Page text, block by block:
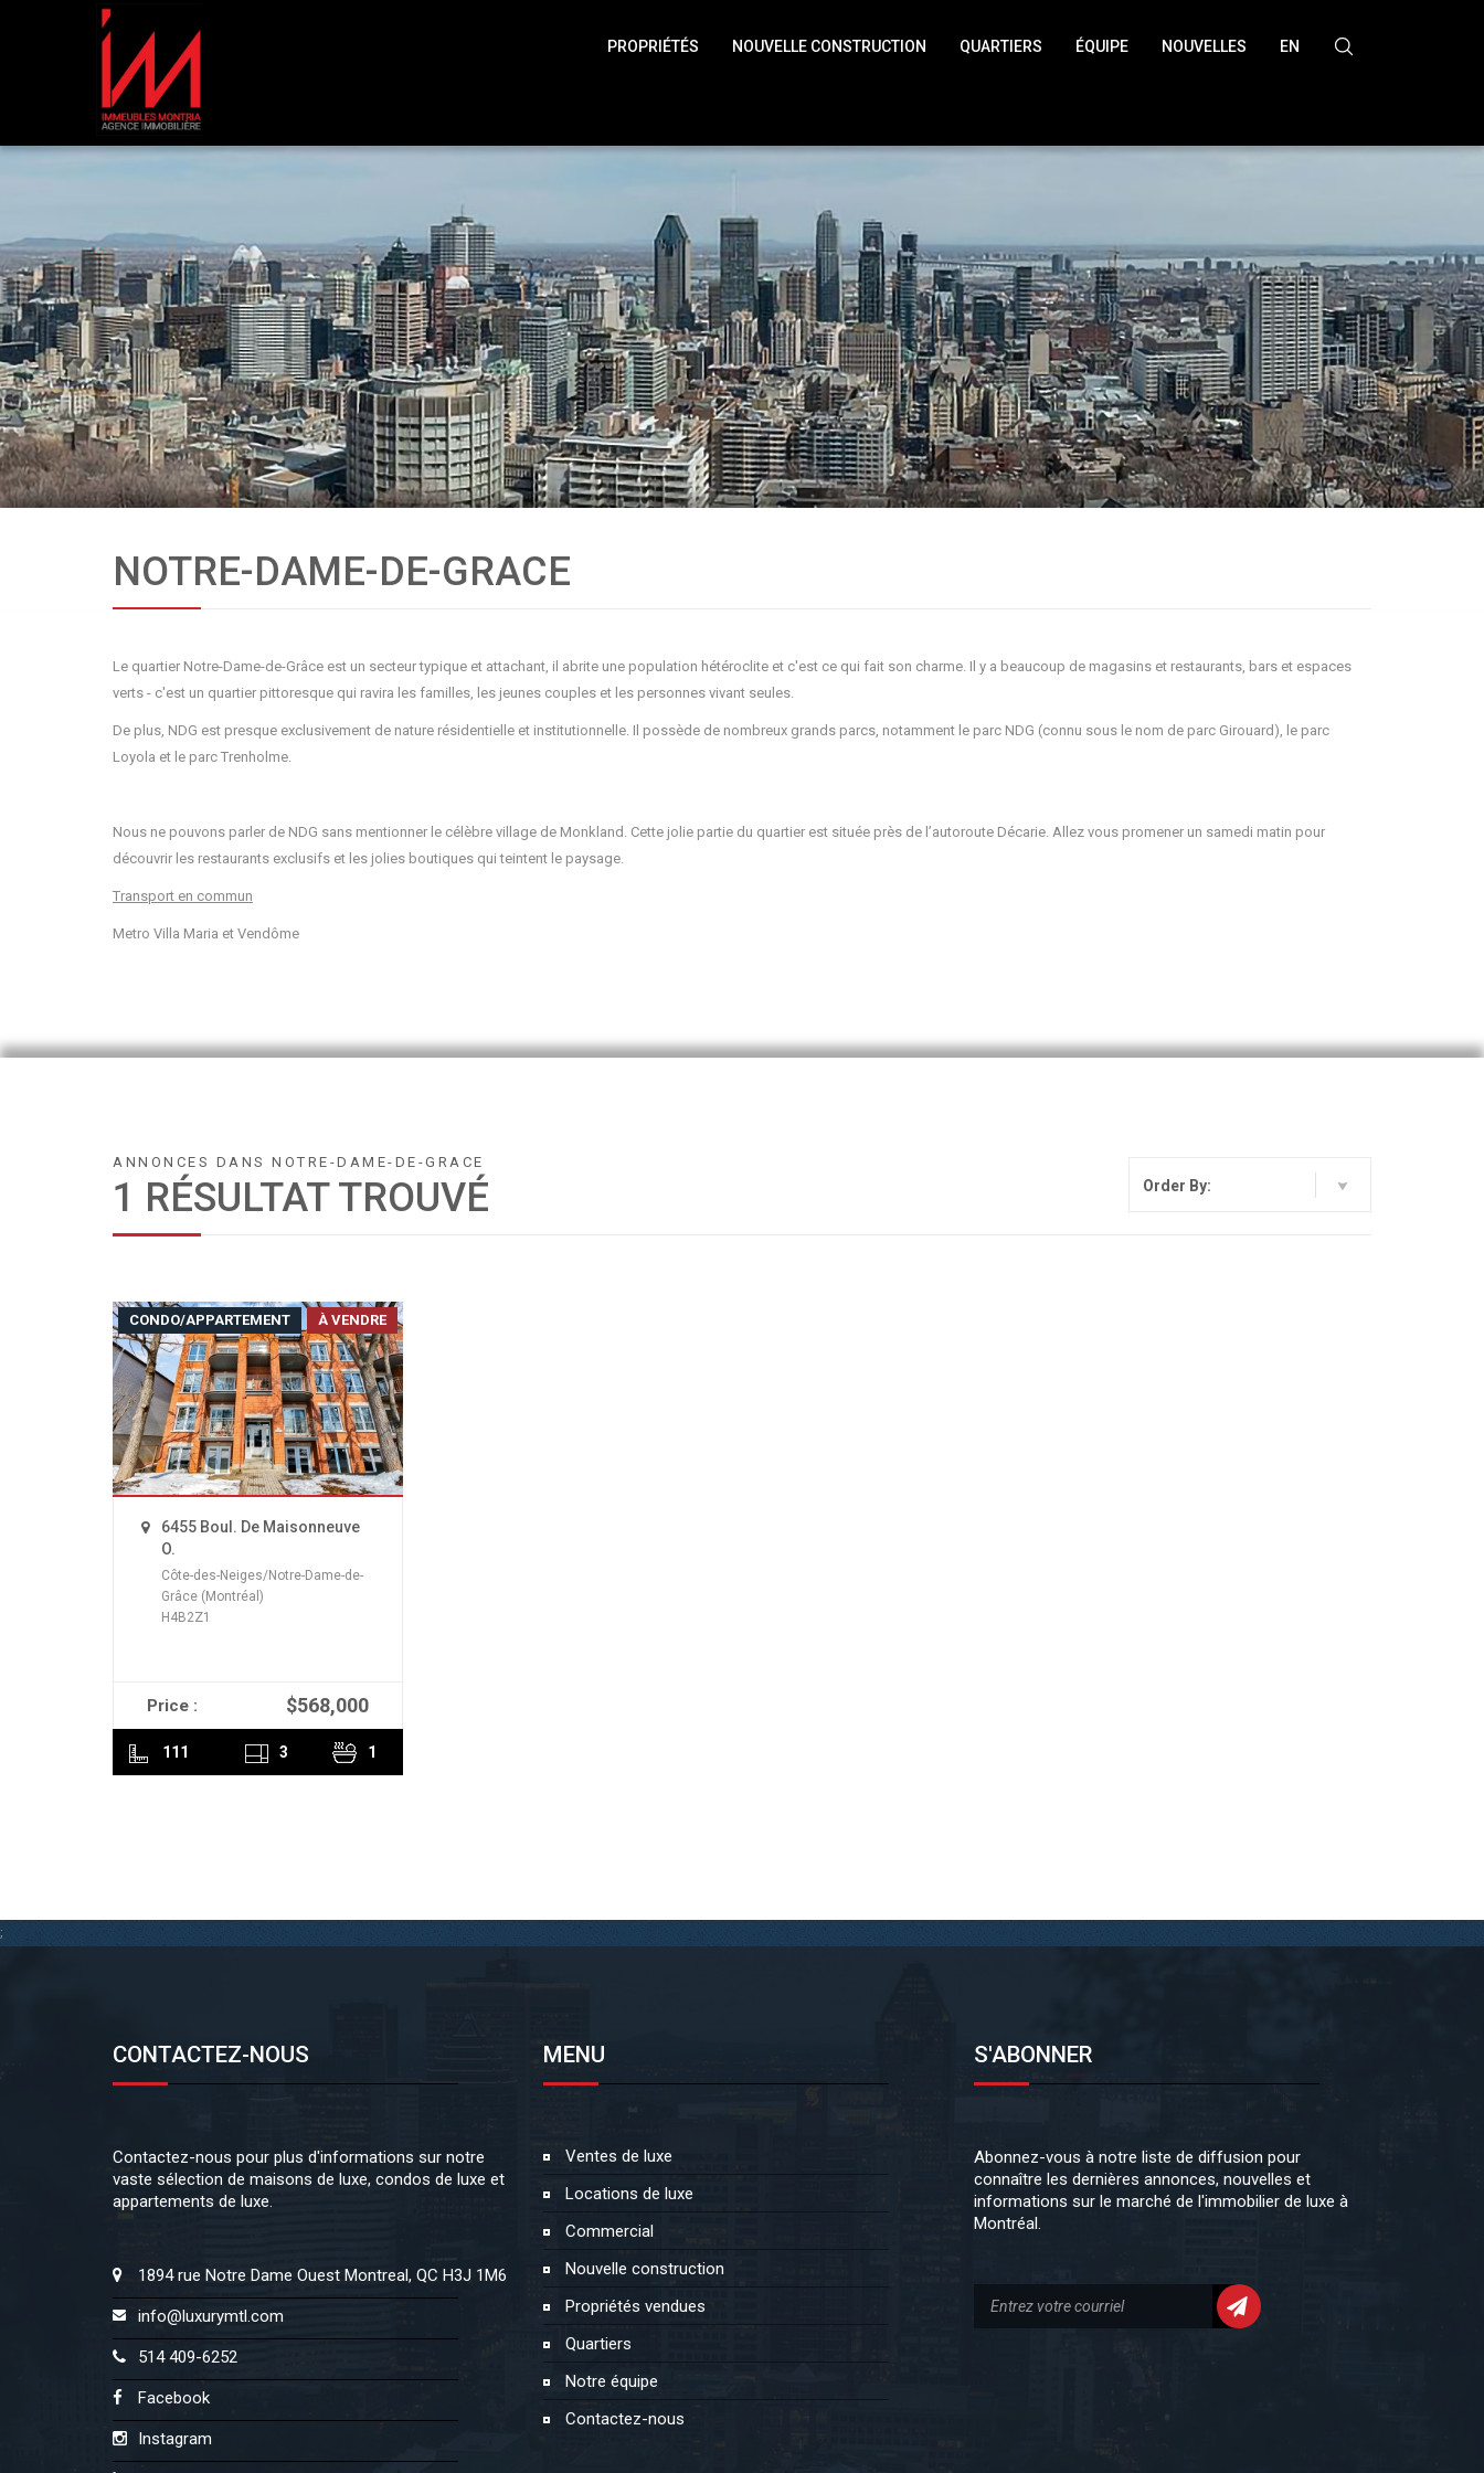
PROPRIÉTÉS NOUVELLE CONSTRUCTION QUARTIERS ÉQUIPE NOUVELLES EN
NOTRE-DAME-DE-GRACE
Le quartier Notre-Dame-de-Grâce est un secteur typique et attachant, il abrite une population hétéroclite et c'est ce qui fait son charme. Il y a beaucoup de magasins et restaurants, bars et espaces
verts - c'est un quartier pittoresque qui ravira les familles, les jeunes couples et les personnes vivant seules.
De plus, NDG est presque exclusivement de nature résidentielle et institutionnelle. Il possède de nombreux grands parcs, notamment le parc NDG (connu sous le nom de parc Girouard), le parc
Loyola et le parc Trenholme.
Nous ne pouvons parler de NDG sans mentionner le célèbre village de Monkland. Cette jolie partie du quartier est située près de l’autoroute Décarie. Allez vous promener un samedi matin pour
découvrir les restaurants exclusifs et les jolies boutiques qui teintent le paysage.
Transport en commun
Metro Villa Maria et Vendôme
ANNONCES DANS NOTRE-DAME-DE-GRACE
1 RÉSULTAT TROUVÉ Order By:
CONDO/APPARTEMENT À VENDRE
6455 Boul. De Maisonneuve
O.
Côte-des-Neiges/Notre-Dame-de-
Grâce (Montréal)
H4B2Z1
Price : $568,000
111 3 1
READ MORE
;
CONTACTEZ-NOUS
Contactez-nous pour plus d'informations sur notre
vaste sélection de maisons de luxe, condos de luxe et
appartements de luxe.
1894 rue Notre Dame Ouest Montreal, QC H3J 1M6
info@luxurymtl.com
514 409-6252
Facebook
Instagram
MENU
Ventes de luxe
Locations de luxe
Commercial
Nouvelle construction
Propriétés vendues
Quartiers
Notre équipe
Contactez-nous
S'ABONNER
Abonnez-vous à notre liste de diffusion pour
connaître les dernières annonces, nouvelles et
informations sur le marché de l'immobilier de luxe à
Montréal.